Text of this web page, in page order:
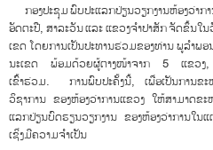
ກອງປະຊຸມ ພົບປະແລກປ່ຽນວຽກງານຫ້ອງວ່າກ
ອັດຕະປື, ສາລະວັນ ແລະ ແຂວງຈໍາປາສັກ ຈັດຂຶ້ນ
ເຂດ ໂດຍການເປັນປະທານຮ່ວມຂອງທ່ານ ພູລໍາພ
ນະເຂດ ພ້ອມດ້ວຍຜູ້ຕາງໜ້າຈາກ 5 ແຂວ
ເຂົ້າຮ່ວມ. ການພົບປະຄັ້ງນີ້, ເພື່ອເປັນການ
ວິຊາການ ຂອງຫ້ອງວ່າການແຂວງ ໃຫ້ສາມາດຂ
ແລກປ່ຽນບົດຮຽນວຽກງານ ຂອງຫ້ອງວ່າການໃນ
ເຊິ່ງມີຄວາມຈຳເປັນ